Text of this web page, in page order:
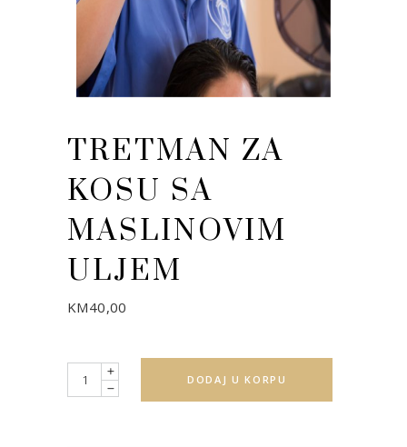
TRETMAN ZA
KOSU SA
MASLINOVIM
ULJEM
KM40,00
Quantity DODAJ U KORPU